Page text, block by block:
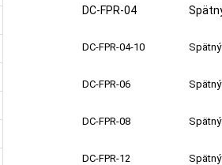
DC-FPR-04
DC-FPR-04-10
DC-FPR-06
DC-FPR-08 Spätný
DC-FPR-12